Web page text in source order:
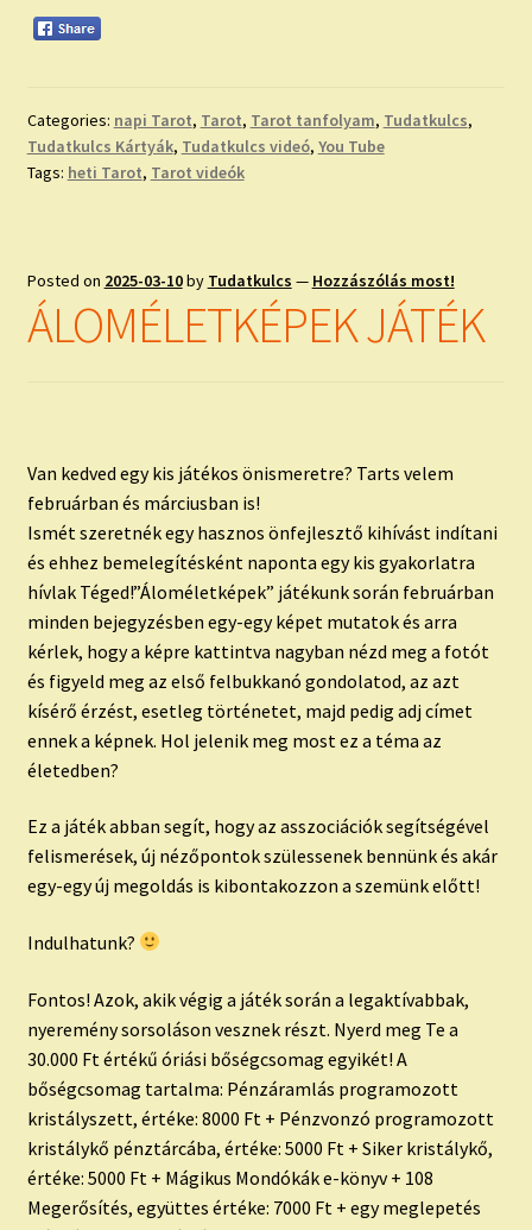
Categories: napi Tarot, Tarot, Tarot tanfolyam, Tudatkulcs,
Tudatkulcs Kártyák, Tudatkulcs videó, You Tube
Tags: heti Tarot, Tarot videók
Posted on 2025-03-10by Tudatkulcs — Hozzászólás most!
ÁLOMÉLETKÉPEK JÁTÉK
Van kedved egy kis játékos önismeretre? Tarts velem
februárban és márciusban is!
Ismét szeretnék egy hasznos önfejlesztő kihívást indítani
és ehhez bemelegítésként naponta egy kis gyakorlatra
hívlak Téged!”Áloméletképek” játékunk során februárban
minden bejegyzésben egy-egy képet mutatok és arra
kérlek, hogy a képre kattintva nagyban nézd meg a fotót
és figyeld meg az első felbukkanó gondolatod, az azt
kísérő érzést, esetleg történetet, majd pedig adj címet
ennek a képnek. Hol jelenik meg most ez a téma az
életedben?
Ez a játék abban segít, hogy az asszociációk segítségével
felismerések, új nézőpontok szülessenek bennünk és akár
egy-egy új megoldás is kibontakozzon a szemünk előtt!
Indulhatunk?
Fontos! Azok, akik végig a játék során a legaktívabbak,
nyeremény sorsoláson vesznek részt. Nyerd meg Te a
30.000 Ft értékű óriási bőségcsomag egyikét! A
bőségcsomag tartalma: Pénzáramlás programozott
kristályszett, értéke: 8000 Ft + Pénzvonzó programozott
kristálykő pénztárcába, értéke: 5000 Ft + Siker kristálykő,
értéke: 5000 Ft + Mágikus Mondókák e-könyv + 108
Megerősítés, együttes értéke: 7000 Ft + egy meglepetés